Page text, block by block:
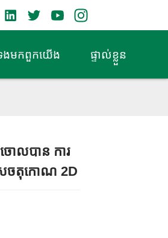
ង​មក​ពួក​យើង ផ្ទាល់ខ្លួន
ចោលបាន ការ
ាសចតុកោណ 2D